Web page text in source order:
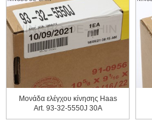
Μονάδα ελέγχου κίνησης Haas
Art. 93-32-5550J 30A